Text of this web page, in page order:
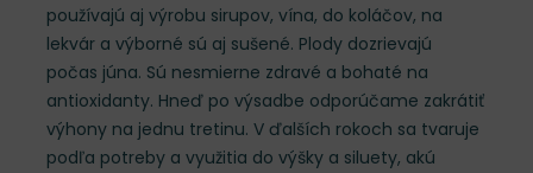
používajú aj výrobu sirupov, vína, do koláčov, na
lekvár a výborné sú aj sušené. Plody dozrievajú
počas júna. Sú nesmierne zdravé a bohaté na
antioxidanty. Hneď po výsadbe odporúčame zakrátiť
výhony na jednu tretinu. V ďalších rokoch sa tvaruje
podľa potreby a využitia do výšky a siluety, akú